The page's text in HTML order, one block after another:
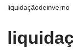
liquidaçãodeinverno